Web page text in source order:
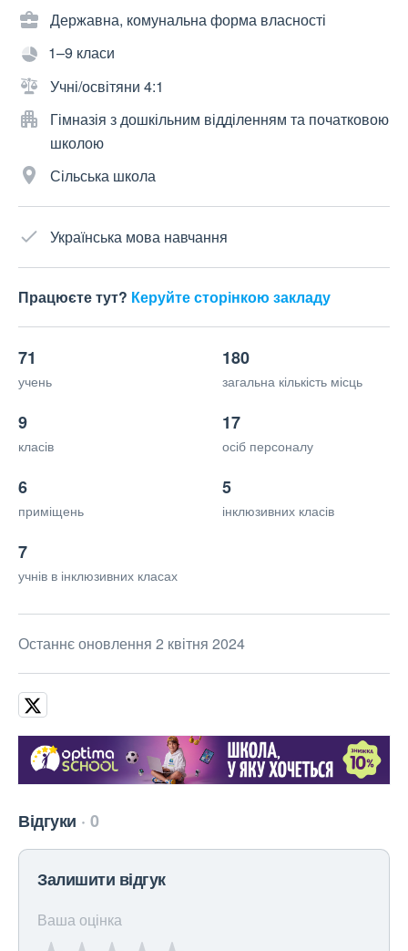
Державна, комунальна форма власності
1–9 класи
Учні/освітяни 4:1
Гімназія з дошкільним відділенням та початковою
школою
Сільська школа
Українська мова навчання
Працюєте тут? Керуйте сторінкою закладу
71
учень
180
загальна кількість місць
9
класів
17
осіб персоналу
6
приміщень
5
інклюзивних класів
7
учнів в інклюзивних класах
Останнє оновлення 2 квітня 2024
Відгуки 0
Залишити відгук
Ваша оцінка